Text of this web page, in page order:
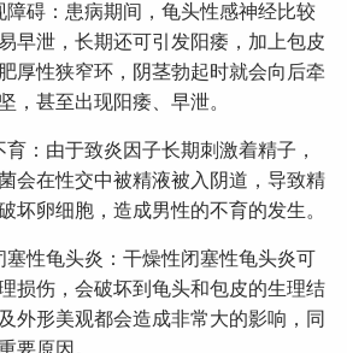
碍：患病期间，龟头性感神经比较
早泄，长期还可引发阳痿，加上包皮
厚性狭窄环，阴茎勃起时就会向后牵
，甚至出现阳痿、早泄。
由于致炎因子长期刺激着精子，
会在性交中被精液被入阴道，导致精
坏卵细胞，造成男性的不育的发生。
龟头炎：干燥性闭塞性龟头炎可
损伤，会破坏到龟头和包皮的生理结
外形美观都会造成非常大的影响，同